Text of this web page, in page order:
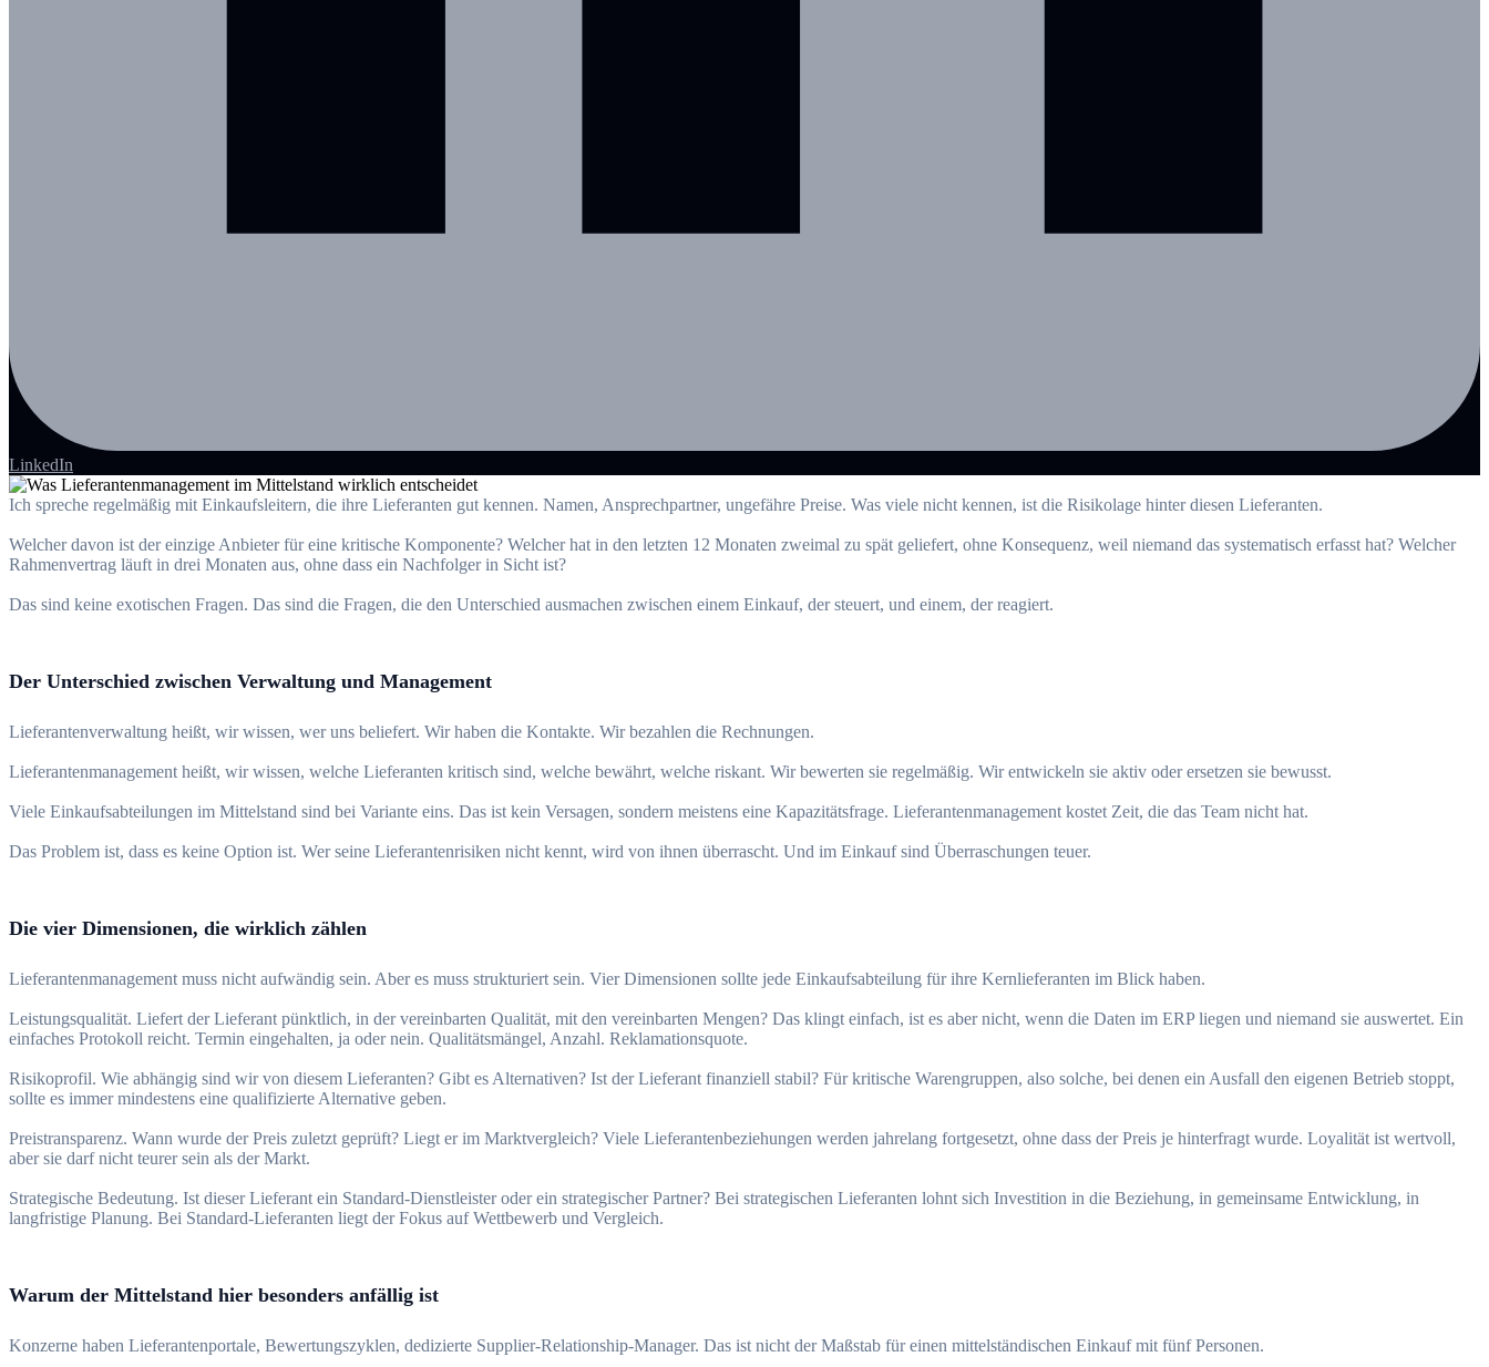
LinkedIn
Ich spreche regelmäßig mit Einkaufsleitern, die ihre Lieferanten gut kennen. Namen, Ansprechpartner, ungefähre Preise. Was viele nicht kennen, ist die Risikolage hinter diesen Lieferanten.
Welcher davon ist der einzige Anbieter für eine kritische Komponente? Welcher hat in den letzten 12 Monaten zweimal zu spät geliefert, ohne Konsequenz, weil niemand das systematisch erfasst hat? Welcher
Rahmenvertrag läuft in drei Monaten aus, ohne dass ein Nachfolger in Sicht ist?
Das sind keine exotischen Fragen. Das sind die Fragen, die den Unterschied ausmachen zwischen einem Einkauf, der steuert, und einem, der reagiert.
Der Unterschied zwischen Verwaltung und Management
Lieferantenverwaltung heißt, wir wissen, wer uns beliefert. Wir haben die Kontakte. Wir bezahlen die Rechnungen.
Lieferantenmanagement heißt, wir wissen, welche Lieferanten kritisch sind, welche bewährt, welche riskant. Wir bewerten sie regelmäßig. Wir entwickeln sie aktiv oder ersetzen sie bewusst.
Viele Einkaufsabteilungen im Mittelstand sind bei Variante eins. Das ist kein Versagen, sondern meistens eine Kapazitätsfrage. Lieferantenmanagement kostet Zeit, die das Team nicht hat.
Das Problem ist, dass es keine Option ist. Wer seine Lieferantenrisiken nicht kennt, wird von ihnen überrascht. Und im Einkauf sind Überraschungen teuer.
Die vier Dimensionen, die wirklich zählen
Lieferantenmanagement muss nicht aufwändig sein. Aber es muss strukturiert sein. Vier Dimensionen sollte jede Einkaufsabteilung für ihre Kernlieferanten im Blick haben.
Leistungsqualität. Liefert der Lieferant pünktlich, in der vereinbarten Qualität, mit den vereinbarten Mengen? Das klingt einfach, ist es aber nicht, wenn die Daten im ERP liegen und niemand sie auswertet. Ein
einfaches Protokoll reicht. Termin eingehalten, ja oder nein. Qualitätsmängel, Anzahl. Reklamationsquote.
Risikoprofil. Wie abhängig sind wir von diesem Lieferanten? Gibt es Alternativen? Ist der Lieferant finanziell stabil? Für kritische Warengruppen, also solche, bei denen ein Ausfall den eigenen Betrieb stoppt,
sollte es immer mindestens eine qualifizierte Alternative geben.
Preistransparenz. Wann wurde der Preis zuletzt geprüft? Liegt er im Marktvergleich? Viele Lieferantenbeziehungen werden jahrelang fortgesetzt, ohne dass der Preis je hinterfragt wurde. Loyalität ist wertvoll,
aber sie darf nicht teurer sein als der Markt.
Strategische Bedeutung. Ist dieser Lieferant ein Standard-Dienstleister oder ein strategischer Partner? Bei strategischen Lieferanten lohnt sich Investition in die Beziehung, in gemeinsame Entwicklung, in
langfristige Planung. Bei Standard-Lieferanten liegt der Fokus auf Wettbewerb und Vergleich.
Warum der Mittelstand hier besonders anfällig ist
Konzerne haben Lieferantenportale, Bewertungszyklen, dedizierte Supplier-Relationship-Manager. Das ist nicht der Maßstab für einen mittelständischen Einkauf mit fünf Personen.